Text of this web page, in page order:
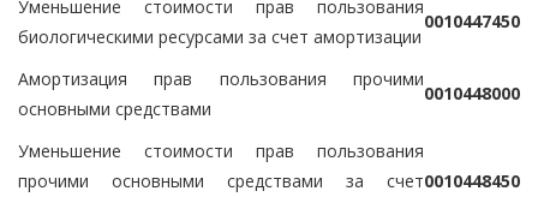
Уменьшение стоимости прав пользования
биологическими ресурсами за счет амортизации
0010447450
Амортизация прав пользования прочими
основными средствами
0010448000
Уменьшение стоимости прав пользования
прочими основными средствами за счет0010448450